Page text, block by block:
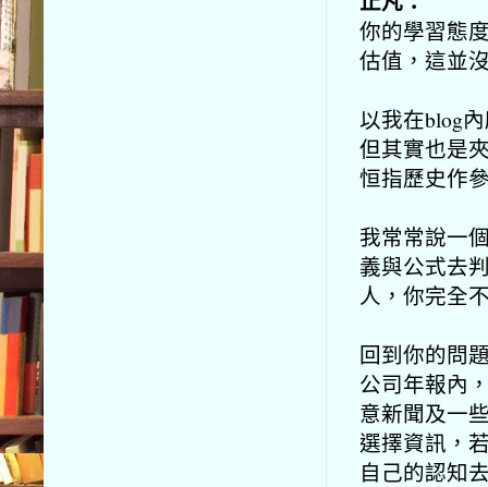
你的學習態
估值， 這並
以我在blog
但其實也是
恒指歷史作
我常常說一
義與公式去
人，你完全
回到你的問
公司年報內
意新聞及一
選擇資訊，
自己的認知